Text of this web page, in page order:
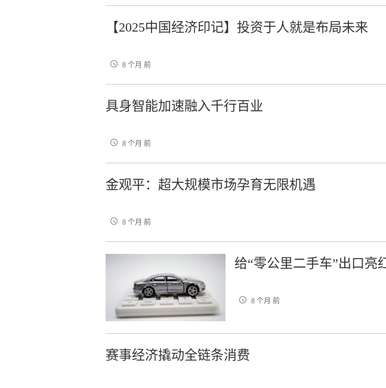
【2025中国经济印记】投资于人就是布局未来
8 个月 前
具身智能加速融入千行百业
8 个月 前
金观平：超大规模市场孕育无限机遇
8 个月 前
给“零公里二手车”出口亮
8 个月 前
赛事经济撬动全链条消费